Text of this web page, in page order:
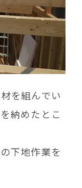
を組んでい
納めたとこ
下地作業を